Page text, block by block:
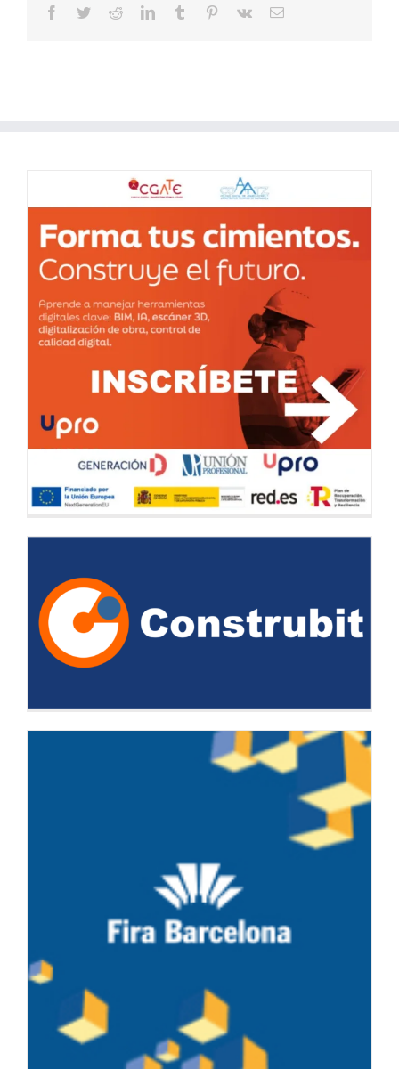
Facebook
TwitterRedditLinkedInTumblr Pinterest
Vk
Correo